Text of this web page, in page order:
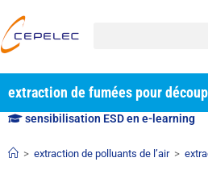
extraction de fumées pour
sensibilisation ESD en e-learning
> extraction de polluants de l’air >